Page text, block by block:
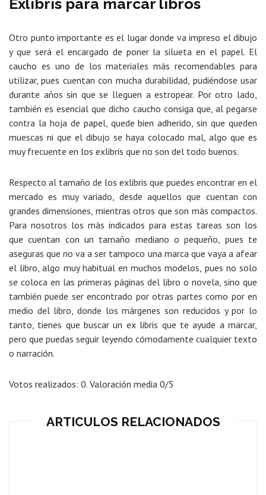
Otro punto importante es el lugar donde va impreso el dibujo
y que será el encargado de poner la silueta en el papel. El
caucho es uno de los materiales más recomendables para
utilizar, pues cuentan con mucha durabilidad, pudiéndose usar
durante años sin que se lleguen a estropear. Por otro lado,
también es esencial que dicho caucho consiga que, al pegarse
contra la hoja de papel, quede bien adherido, sin que queden
muescas ni que el dibujo se haya colocado mal, algo que es
muy frecuente en los exlibris que no son del todo buenos.
Respecto al tamaño de los exlibris que puedes encontrar en el
mercado es muy variado, desde aquellos que cuentan con
grandes dimensiones, mientras otros que son más compactos.
Para nosotros los más indicados para estas tareas son los
que cuentan con un tamaño mediano o pequeño, pues te
aseguras que no va a ser tampoco una marca que vaya a afear
el libro, algo muy habitual en muchos modelos, pues no solo
se coloca en las primeras páginas del libro o novela, sino que
también puede ser encontrado por otras partes como por en
medio del libro, donde los márgenes son reducidos y por lo
tanto, tienes que buscar un ex libris que te ayude a marcar,
pero que puedas seguir leyendo cómodamente cualquier texto
o narración.
Votos realizados: 0. Valoración media 0/5
ARTICULOS RELACIONADOS